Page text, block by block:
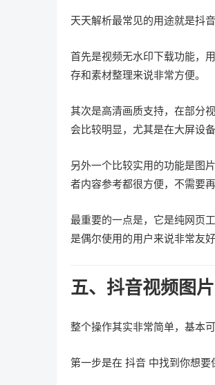
天天解析最常见的用途就是抖
首先是视频无水印下载功能，
存和素材整理来说非常方便。
其次是高清画质支持，在部分
会比较明显，尤其是在大屏设
另外一个比较实用的功能是图
者内容参考都很方便，不需要再
最重要的一点是，它是纯网页
是偶尔使用的用户来说非常友好
五、抖音视频图
整个操作其实非常简单，基本可
第一步是在 抖音 中找到你想要